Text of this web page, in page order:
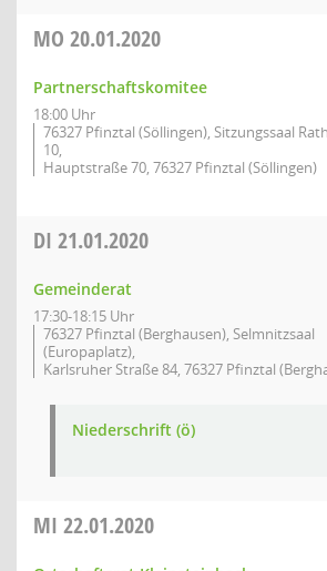
MO 20.01.2020
Partnerschaftskomitee
18:00 Uhr
76327 Pfinztal (Söllingen), Sitzungssaal
10,
Hauptstraße 70, 76327 Pfinztal (Söllingen)
DI 21.01.2020
Gemeinderat
17:30-18:15 Uhr
76327 Pfinztal (Berghausen), Selmnitzsaal
(Europaplatz),
Karlsruher Straße 84, 76327 Pfinztal
Niederschrift (ö)
MI 22.01.2020